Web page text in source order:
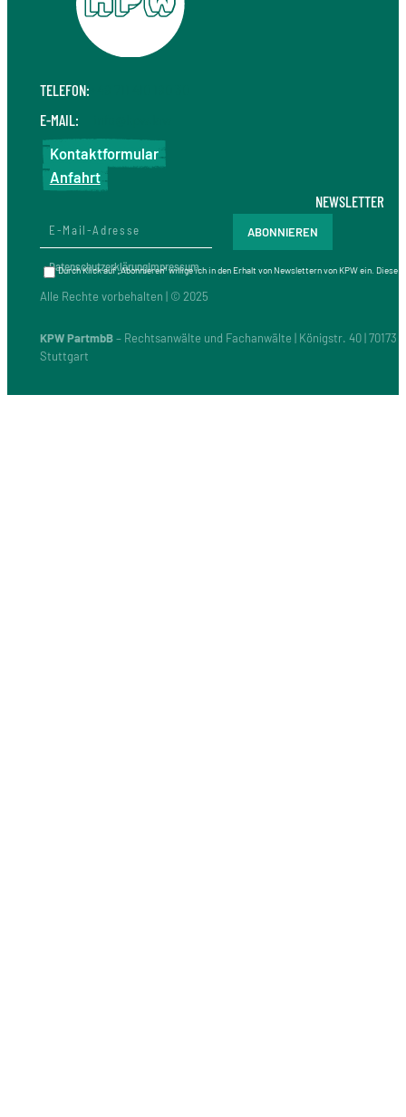
TELEFON:
E-MAIL:
Kontaktformular
Anfahrt
DatenschutzerklärungImpressum
Alle Rechte vorbehalten | © 2025
KPW PartmbB– Rechtsanwälte und Fachanwälte | Königstr. 40 | 70173
Stuttgart
NEWSLETTER
Durch Klick auf „Abonnieren“ willige ich in den Erhalt von Newslettern von KPW ein.